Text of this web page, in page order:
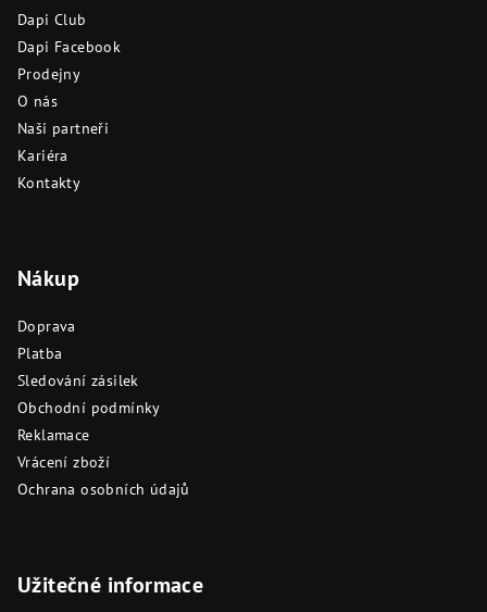
Dapi Club
Dapi Facebook
Prodejny
O nás
Naši partneři
Kariéra
Kontakty
Nákup
Doprava
Platba
Sledování zásilek
Obchodní podmínky
Reklamace
Vrácení zboží
Ochrana osobních údajů
Užitečné informace